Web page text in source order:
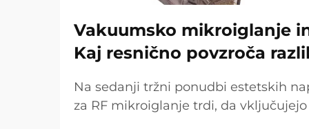
Vakuumsko mikroiglanje
Kaj resnično povzroča
Na sedanji tržni ponudbi estetskih
za RF mikroiglanje trdi, da